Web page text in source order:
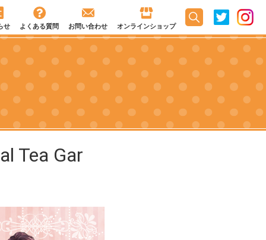
せ よくある質問 お問い合わせ オンラインショップ
Tea Gar